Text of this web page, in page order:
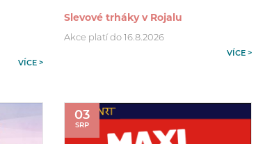
VÍCE >
Slevové trháky v Rojalu
Akce platí do 16.8.2026
VÍCE >
03
SRP